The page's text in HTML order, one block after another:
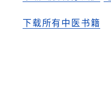
下载所有中医书籍